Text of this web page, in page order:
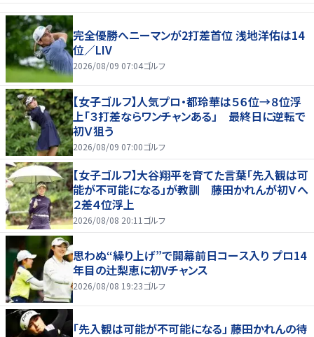
完全優勝へニーマンが2打差首位 浅地洋佑は14
位／LIV
2026/08/09 07:04ゴルフ
【女子ゴルフ】人気プロ・都玲華は５６位→８位浮
上「３打差ならワンチャンある」 最終日に逆転で
初Ｖ狙う
2026/08/09 07:00ゴルフ
【女子ゴルフ】大谷翔平を育てた言葉「先入観は可
能が不可能になる」が教訓 藤田かれんが初Ｖへ
２差４位浮上
2026/08/08 20:11 ゴルフ
思わぬ“繰り上げ”で開幕前日コース入り プロ14
年目の辻梨恵に初Vチャンス
2026/08/08 19:23ゴルフ
「先入観は可能が不可能になる」 藤田かれんの待